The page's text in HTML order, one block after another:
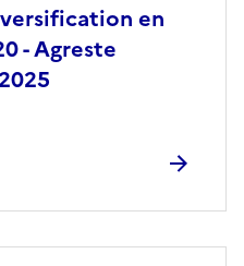
en
- Agreste